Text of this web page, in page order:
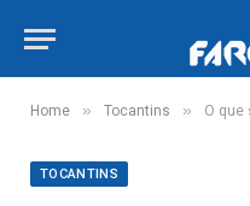
Home » Tocantins » O que se sabe
TOCANTINS